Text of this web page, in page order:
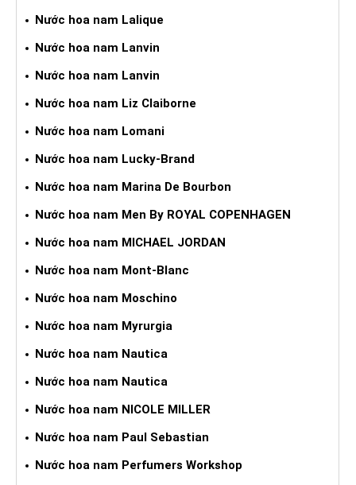
Nước hoa nam Lalique
Nước hoa nam Lanvin
Nước hoa nam Lanvin
Nước hoa nam Liz Claiborne
Nước hoa nam Lomani
Nước hoa nam Lucky-Brand
Nước hoa nam Marina De Bourbon
Nước hoa nam Men By ROYAL COPENHAGEN
Nước hoa nam MICHAEL JORDAN
Nước hoa nam Mont-Blanc
Nước hoa nam Moschino
Nước hoa nam Myrurgia
Nước hoa nam Nautica
Nước hoa nam Nautica
Nước hoa nam NICOLE MILLER
Nước hoa nam Paul Sebastian
Nước hoa nam Perfumers Workshop